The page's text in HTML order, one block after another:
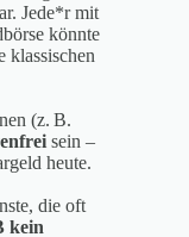
Jede*r mit
könnte
klassischen
(z. B.
sein –
heute.
die oft
kein